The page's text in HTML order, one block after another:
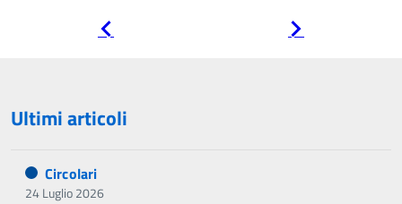
Ultimi articoli
Circolari
24 Luglio 2026